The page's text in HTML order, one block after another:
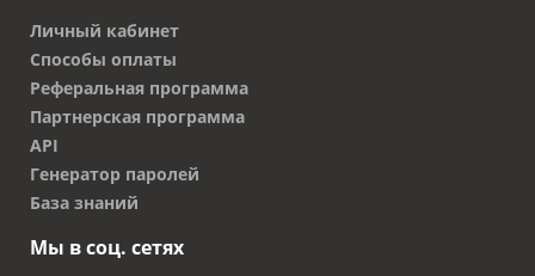
Личный кабинет
Способы оплаты
Реферальная программа
Партнерская программа
API
Генератор паролей
База знаний
Мы в соц. сетях